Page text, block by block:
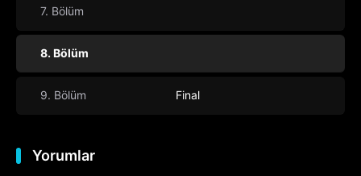
7. Bölüm
8. Bölüm
9. Bölüm Final
Yorumlar